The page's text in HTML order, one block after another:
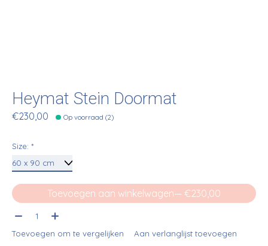
Heymat Stein Doormat
€230,00 Op voorraad (2)
Size: *
Toevoegen aan winkelwagen
— €230,00
Aantal:
Toevoegen om te vergelijken Aan verlanglijst toevoegen